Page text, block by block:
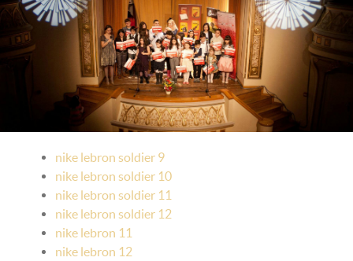
nike lebron soldier 9
nike lebron soldier 10
nike lebron soldier 11
nike lebron soldier 12
nike lebron 11
nike lebron 12